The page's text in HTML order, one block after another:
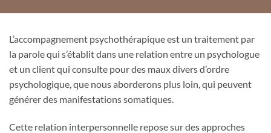
L’accompagnement psychothérapique est un traitement par
la parole qui s’établit dans une relation entre un psychologue
et un client qui consulte pour des maux divers d’ordre
psychologique, que nous aborderons plus loin, qui peuvent
générer des manifestations somatiques.
Cette relation interpersonnelle repose sur des approches